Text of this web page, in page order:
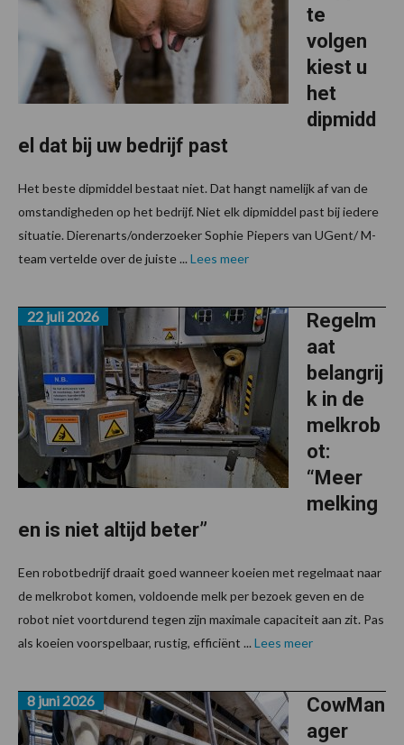
te
volgen
kiest u
het
dipmidd
el dat bij uw bedrijf past
Het beste dipmiddel bestaat niet. Dat hangt namelijk af van de
omstandigheden op het bedrijf. Niet elk dipmiddel past bij iedere
situatie. Dierenarts/onderzoeker Sophie Piepers van UGent/ M-
team vertelde over de juiste ... Lees meer
Regelm
aat
belangrij
k in de
melkrob
ot:
“Meer
melking
en is niet altijd beter”
22 juli 2026
Een robotbedrijf draait goed wanneer koeien met regelmaat naar
de melkrobot komen, voldoende melk per bezoek geven en de
robot niet voortdurend tegen zijn maximale capaciteit aan zit. Pas
als koeien voorspelbaar, rustig, efficiënt ... Lees meer
CowMan
ager
8 juni 2026